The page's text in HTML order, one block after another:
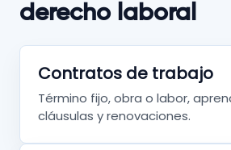
derecho laboral
Contratos de trabajo
Término fijo, obra o labor,
cláusulas y renovaciones.